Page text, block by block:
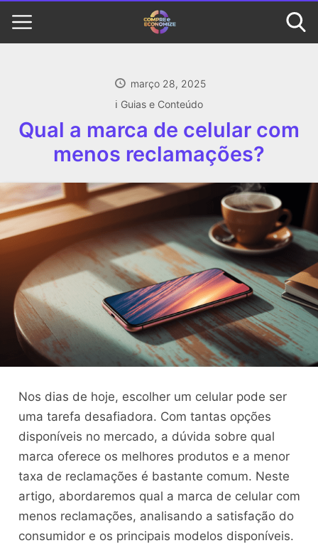
março 28, 2025
ℹ️ Guias e Conteúdo
Qual a marca de celular com
menos reclamações?
Nos dias de hoje, escolher um celular pode ser
uma tarefa desafiadora. Com tantas opções
disponíveis no mercado, a dúvida sobre qual
marca oferece os melhores produtos e a menor
taxa de reclamações é bastante comum. Neste
artigo, abordaremos qual a marca de celular com
menos reclamações, analisando a satisfação do
consumidor e os principais modelos disponíveis.